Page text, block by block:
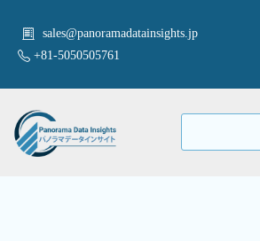
sales@panoramadatainsights.jp
+81-5050505761